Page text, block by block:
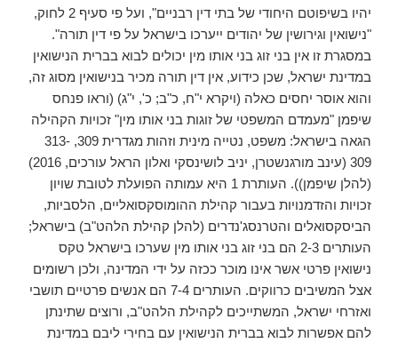
יהיו בשיפוטם היחודי של בתי דין רבניים", ועל פי סעיף 2 לחוק,
"נישואין וגירושין של יהודים ייערכו בישראל על פי דין תורה".
במסגרת זו אין בני זוג בני אותו מין יכולים לבוא בברית הנישואין
במדינת ישראל, שכן כידוע, אין דין תורה מכיר בנישואין מסוג זה,
והוא אוסר יחסים כאלה (ויקרא י"ח, כ"ב; כ', י"ג) (וראו פנחס
שיפמן "מעמדם המשפטי של זוגות בני אותו מין" זכויות הקהילה
הגאה בישראל: משפט, נטייה מינית וזהות מגדרית 309, 313-
309 (עינב מורגנשטרן, יניב לושינסקי ואלון הראל עורכים, 2016)
(להלן שיפמן)). העותרת 1 היא עמותה הפועלת לטובת שויון
זכויות והזדמנויות בעבור קהילת ההומוסקסואליים, הלסביות,
הביסקסואלים והטרנסג'נדרים (להלן קהילת הלהט"ב) בישראל;
העותרים 2-3 הם בני זוג בני אותו מין שערכו בישראל טקס
נישואין פרטי אשר אינו מוכר ככזה על ידי המדינה, ולכן רשומים
אצל המשיבים כרווקים. העותרים 7-4 הם אנשים פרטיים תושבי
ואזרחי ישראל, המשתייכים לקהילת הלהט"ב, ורוצים שתינתן
להם אפשרות לבוא בברית הנישואין עם בחירי ליבם במדינת